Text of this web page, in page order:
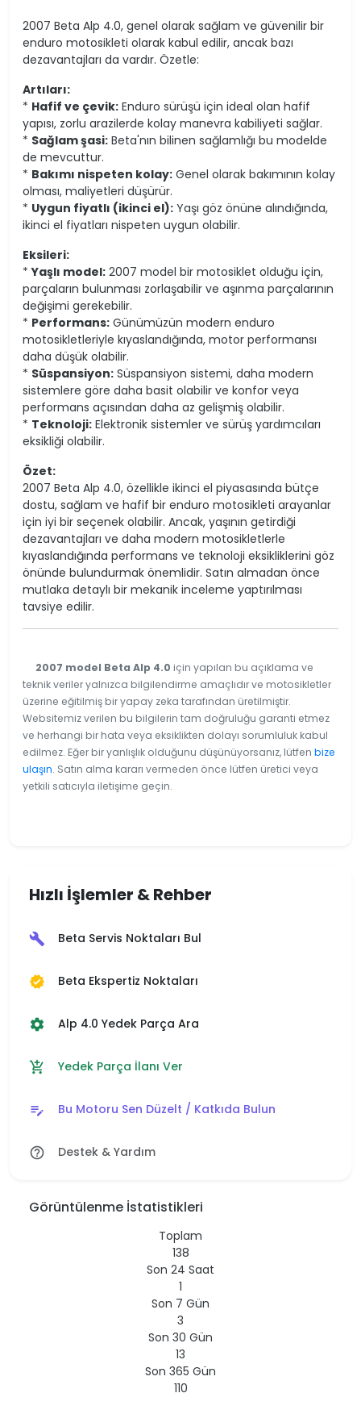
2007 Beta Alp 4.0, genel olarak sağlam ve güvenilir bir
enduro motosikleti olarak kabul edilir, ancak bazı
dezavantajları da vardır. Özetle:
Artıları:
* Hafif ve çevik: Enduro sürüşü için ideal olan hafif
yapısı, zorlu arazilerde kolay manevra kabiliyeti sağlar.
* Sağlam şasi: Beta'nın bilinen sağlamlığı bu modelde
de mevcuttur.
* Bakımı nispeten kolay: Genel olarak bakımının kolay
olması, maliyetleri düşürür.
* Uygun fiyatlı (ikinci el): Yaşı göz önüne alındığında,
ikinci el fiyatları nispeten uygun olabilir.
Eksileri:
*Yaşlı model: 2007 model bir motosiklet olduğu için,
parçaların bulunması zorlaşabilir ve aşınma parçalarının
değişimi gerekebilir.
* Performans: Günümüzün modern enduro
motosikletleriyle kıyaslandığında, motor performansı
daha düşük olabilir.
* Süspansiyon: Süspansiyon sistemi, daha modern
sistemlere göre daha basit olabilir ve konfor veya
performans açısından daha az gelişmiş olabilir.
* Teknoloji: Elektronik sistemler ve sürüş yardımcıları
eksikliği olabilir.
Özet:
2007 Beta Alp 4.0, özellikle ikinci el piyasasında bütçe
dostu, sağlam ve hafif bir enduro motosikleti arayanlar
için iyi bir seçenek olabilir. Ancak, yaşının getirdiği
dezavantajları ve daha modern motosikletlerle
kıyaslandığında performans ve teknoloji eksikliklerini göz
önünde bulundurmak önemlidir. Satın almadan önce
mutlaka detaylı bir mekanik inceleme yaptırılması
tavsiye edilir.
2007 model Beta Alp 4.0 için yapılan bu açıklama ve
teknik veriler yalnızca bilgilendirme amaçlıdır ve motosikletler
üzerine eğitilmiş bir yapay zeka tarafından üretilmiştir.
Websitemiz verilen bu bilgilerin tam doğruluğu garanti etmez
ve herhangi bir hata veya eksiklikten dolayı sorumluluk kabul
edilmez. Eğer bir yanlışlık olduğunu düşünüyorsanız, lütfen bize
ulaşın. Satın alma kararı vermeden önce lütfen üretici veya
yetkili satıcıyla iletişime geçin.
Hızlı İşlemler & Rehber
build Beta Servis Noktaları Bul
verified Beta Ekspertiz Noktaları
settings Alp 4.0 Yedek Parça Ara
add_shopping_cart Yedek Parça İlanı Ver
edit_note Bu Motoru Sen Düzelt / Katkıda Bulun
help_outline Destek & Yardım
Görüntülenme İstatistikleri
Toplam
138
Son 24 Saat
1
Son 7 Gün
3
Son 30 Gün
13
Son 365 Gün
110